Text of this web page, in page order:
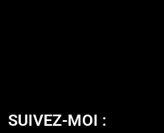
SUIVEZ-MOI :